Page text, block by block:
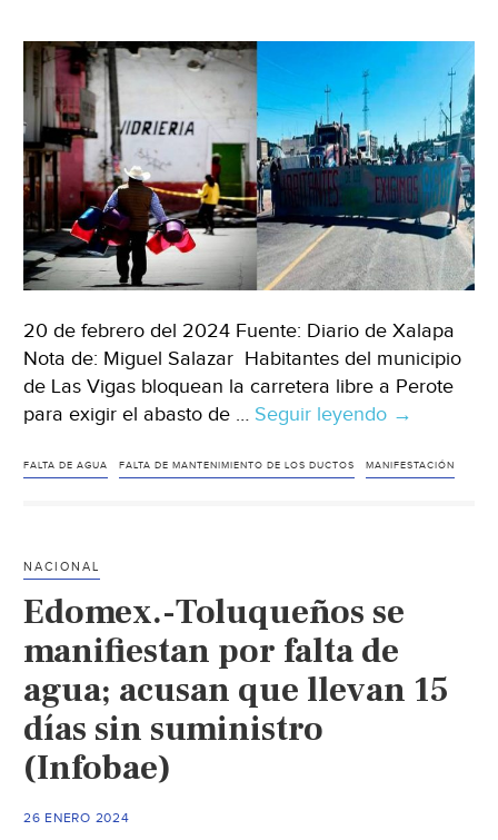
de
Xalapa)
20 de febrero del 2024 Fuente: Diario de Xalapa
Nota de: Miguel Salazar Habitantes del municipio
de Las Vigas bloquean la carretera libre a Perote
para exigir el abasto de … Seguir leyendo Veracruz
Bloquean
para
agua
en
→
FALTA DE AGUA FALTA DE MANTENIMIENTO DE LOS DUCTOS MANIFESTACIÓN
NACIONAL
Edomex.-Toluqueños se
manifiestan por falta de
agua; acusan que llevan 15
días sin suministro
(Infobae)
26 ENERO 2024